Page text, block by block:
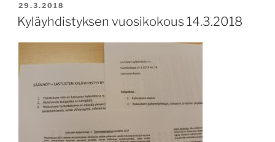
JULKAISTU
29.3.2018
Kyläyhdistyksen vuosikokous 14.3.2018